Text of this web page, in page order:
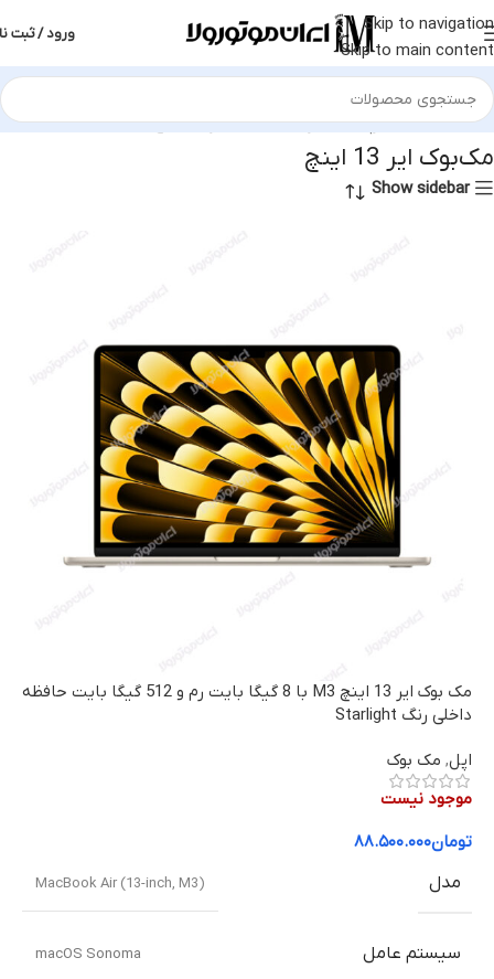
Skip to navigation
Skip to main content
ورود / ثبت
خانه محصولات برچسب خورده “مک‌بوک ایر 13 اینچ”
مک‌بوک ایر 13 اینچ
Show sidebar
مک بوک ایر 13 اینچ M3 با 8 گیگا بایت رم و 512 گیگا بایت حافظه
داخلی رنگ Starlight
اپل, مک بوک
موجود نیست
تومان۸۸.۵۰۰.۰۰۰
مدل
MacBook Air (13-inch, M3)
سیستم عامل macOS Sonoma